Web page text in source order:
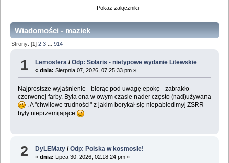
Pokaż załączniki
Wiadomości - maziek
Strony: [1]2 3 ...914
1 Lemosfera /Odp: Solaris - nietypowe wydanie Litewskie
«dnia: Sierpnia 07, 2026, 07:25:33 pm »
Najprostsze wyjaśnienie - biorąc pod uwagę epokę - zabrakło
czerwonej farby. Była ona w owym czasie nader często (nad)używana
. A "chwilowe trudności" z jakim borykał się niepabiedimyj ZSRR
były nieprzemijające
.
2 DyLEMaty /Odp: Polska w kosmosie!
«dnia: Lipca 30, 2026, 02:18:24 pm »